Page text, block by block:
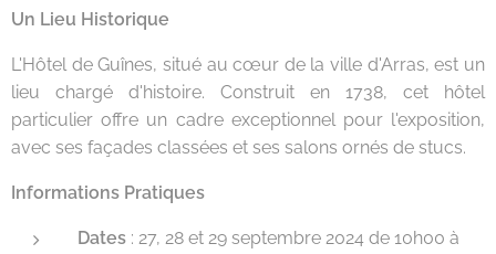
Un Lieu Historique
L'Hôtel de Guînes, situé au cœur de la ville d'Arras, est un
lieu chargé d'histoire. Construit en 1738, cet hôtel
particulier offre un cadre exceptionnel pour l'exposition,
avec ses façades classées et ses salons ornés de stucs.
Informations Pratiques
Dates : 27, 28 et 29 septembre 2024 de 10h00 à